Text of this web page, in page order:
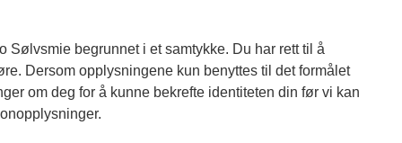
begrunnet i et samtykke. Du har rett til å
Dersom opplysningene kun benyttes til det formålet
om deg for å kunne bekrefte identiteten din før vi kan